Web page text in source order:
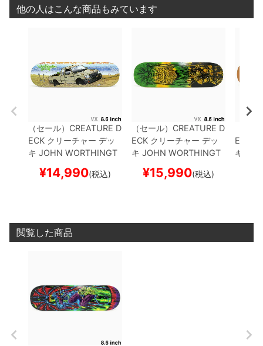
他の人はこんな商品もみています
（セール） CREATURE D
ECK クリーチャー デッ
キ JOHN WORTHINGT
スケートボード スケボー
¥14,990(税込)
（セール） CREATURE D
ECK クリーチャー デッ
キ JOHN WORTHINGT
スケートボード スケボ
¥15,990(税込)
ECK
キ
閲覧した商品